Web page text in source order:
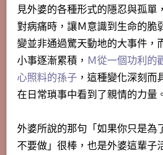
見外婆的各種形式的隱忍與孤單
對病痛時，讓Ｍ意識到生命的脆
變並非通過驚天動地的大事件，
小事逐漸累積， Ｍ從一個功利的
心照料的孫子 ，這種變化深刻而
在日常瑣事中看到了親情的力量。
外婆所說的那句「如果你只是為
不要做」很棒，也是外婆這輩子